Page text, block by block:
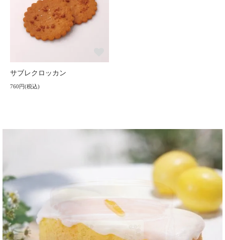
サブレクロッカン
760円(税込)